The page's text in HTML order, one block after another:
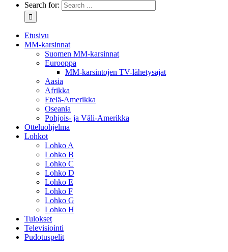
Search for:
Etusivu
MM-karsinnat
Suomen MM-karsinnat
Eurooppa
MM-karsintojen TV-lähetysajat
Aasia
Afrikka
Etelä-Amerikka
Oseania
Pohjois- ja Väli-Amerikka
Otteluohjelma
Lohkot
Lohko A
Lohko B
Lohko C
Lohko D
Lohko E
Lohko F
Lohko G
Lohko H
Tulokset
Televisiointi
Pudotuspelit